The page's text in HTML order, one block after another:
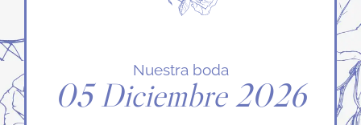
Nuestra boda
05 Diciembre 2026